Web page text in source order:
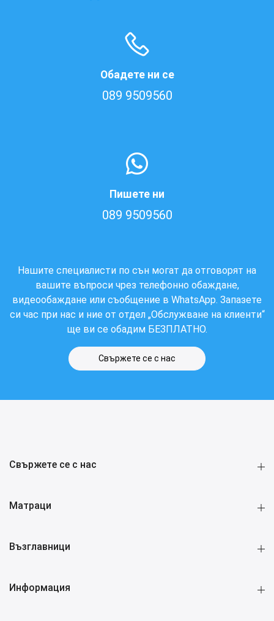
Обадете ни се
089 9509560
Пишете ни
089 9509560
Нашите специалисти по сън могат да отговорят на
вашите въпроси чрез телефонно обаждане,
видеообаждане или съобщение в WhatsApp. Запазете
си час при нас и ние от отдел „Обслужване на клиенти“
ще ви се обадим БЕЗПЛАТНО.
Свържете се с нас
Свържете се с нас
Матраци
Възглавници
Информация